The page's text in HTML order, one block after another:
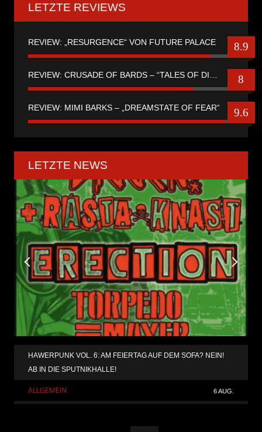
LETZTE REVIEWS
REVIEW: „RESURGENCE“ VON FUTURE PALACE 8.9
8
REVIEW: MIMI BARKS – „DREAMSTATE OF FEAR“ 9.6
LETZTE NEWS
HAWERPUNK VOL. 6: AM FEIERTAG AUF DEM SOFA? NEIN!
AB IN DIE SPUTNIKHALLE!
ALLGEMEIN 6 AUG.